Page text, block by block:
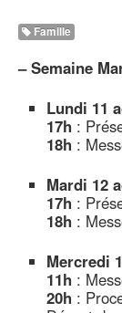
Famille
– Semaine
Lundi 11
17h :
18h :
Mardi 12
17h :
18h :
Mercredi
11h :
20h :